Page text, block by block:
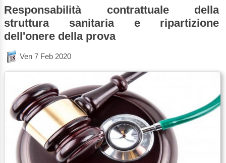
Responsabilità contrattuale della
struttura sanitaria e ripartizione
dell'onere della prova
Ven 7 Feb 2020